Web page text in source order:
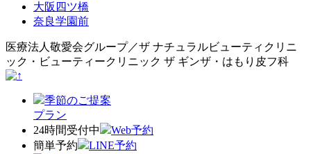
大阪四ツ橋
奈良学園前
医療法人敬愛会グループ／ザ ナチュラルビューティクリニ
ック・ビューティークリニック ザ ギンザ・はもり皮フ科
季節のご提案
プラン
24時間受付中
Web予約
簡単予約
LINE予約